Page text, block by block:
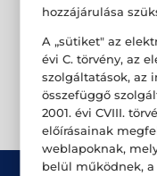
hozzájárulása
A „sütiket" az
évi C. törvény, az
szolgáltatások, az
összefüggő
2001. évi CVIII.
előírásainak
weblapoknak,
belül működnek, a